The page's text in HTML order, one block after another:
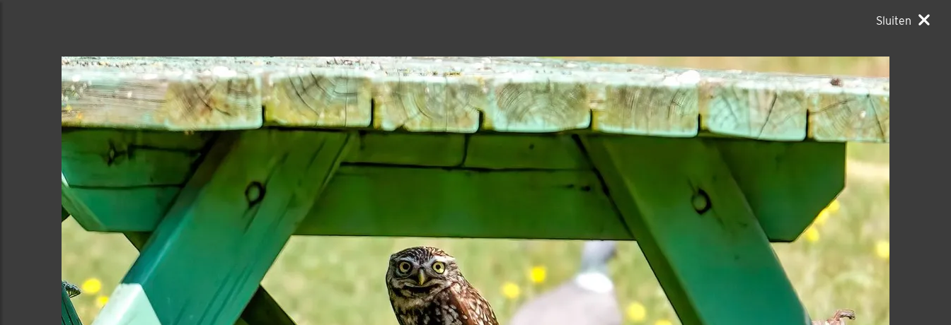
Sluiten